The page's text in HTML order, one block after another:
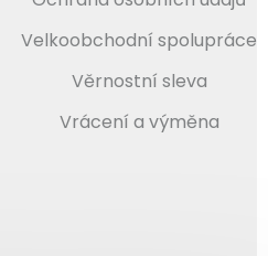
Velkoobchodní spolupráce
Věrnostní sleva
Vrácení a výměna